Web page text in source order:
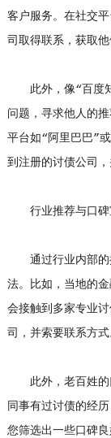
客户服务。在社交
司取得联系，获取他
此外，像“百度知
问题，寻求他人的
平台如“阿里巴巴”
到注册的讨债公司，
行业推荐与口碑
通过行业内部的
法。比如，当地的
会接触到多家专业
司，并索要联系方式
此外，老百姓的
同事有过讨债的经
您筛选出一些口碑